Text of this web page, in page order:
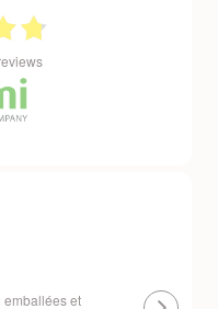
emballées et
Un site que